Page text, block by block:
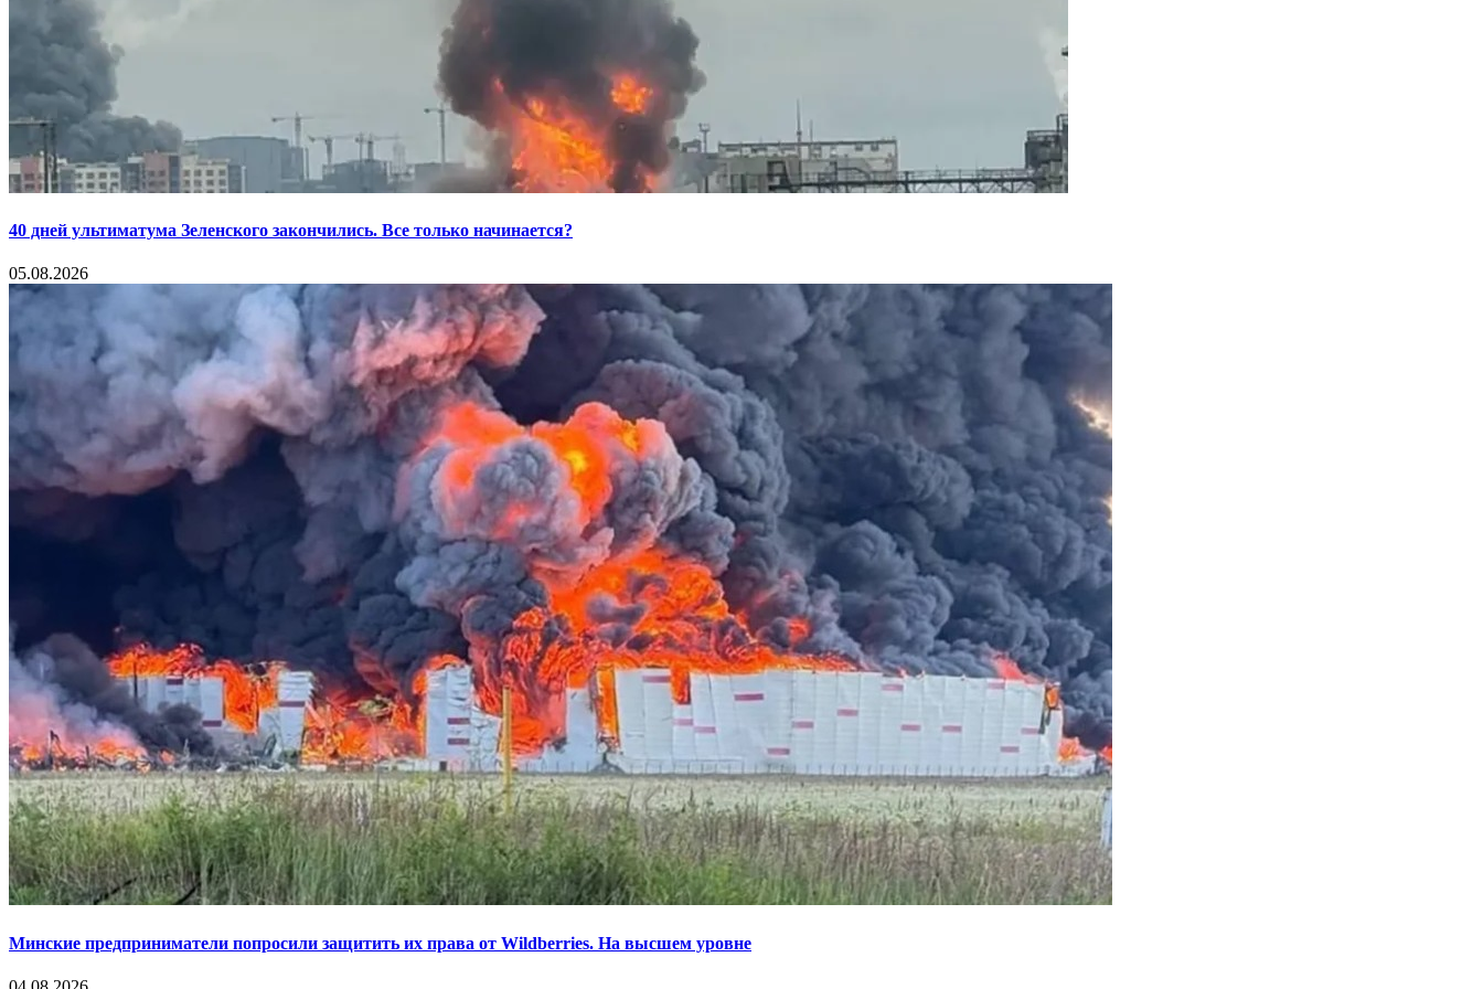
40 дней ультиматума Зеленского закончились. Все только начинается?
05.08.2026
Минские предприниматели попросили защитить их права от Wildberries. На высшем уровне